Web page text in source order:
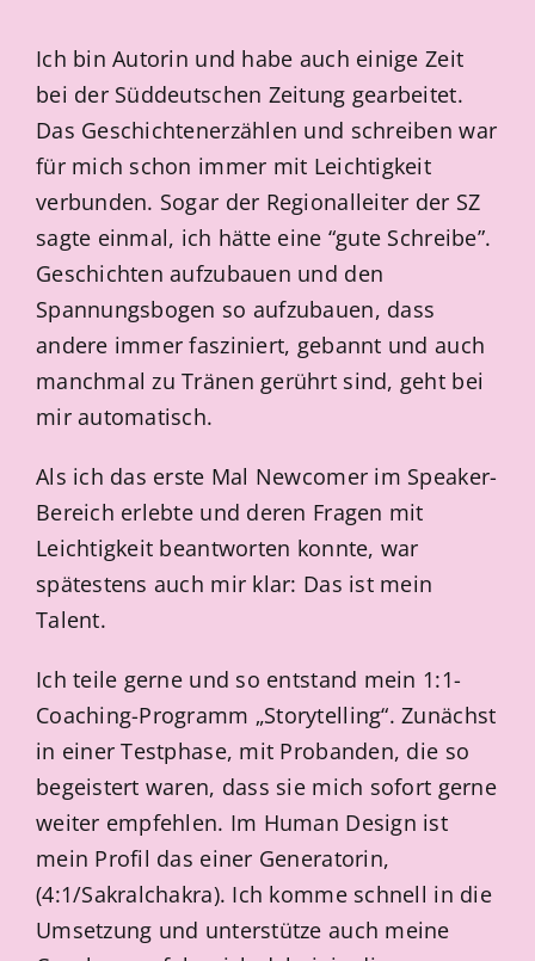
Ich bin Autorin und habe auch einige Zeit
bei der Süddeutschen Zeitung gearbeitet.
Das Geschichtenerzählen und schreiben war
für mich schon immer mit Leichtigkeit
verbunden. Sogar der Regionalleiter der SZ
sagte einmal, ich hätte eine “gute Schreibe”.
Geschichten aufzubauen und den
Spannungsbogen so aufzubauen, dass
andere immer fasziniert, gebannt und auch
manchmal zu Tränen gerührt sind, geht bei
mir automatisch.
Als ich das erste Mal Newcomer im Speaker-
Bereich erlebte und deren Fragen mit
Leichtigkeit beantworten konnte, war
spätestens auch mir klar: Das ist mein
Talent.
Ich teile gerne und so entstand mein 1:1-
Coaching-Programm „Storytelling“. Zunächst
in einer Testphase, mit Probanden, die so
begeistert waren, dass sie mich sofort gerne
weiter empfehlen. Im Human Design ist
mein Profil das einer Generatorin,
(4:1/Sakralchakra). Ich komme schnell in die
Umsetzung und unterstütze auch meine